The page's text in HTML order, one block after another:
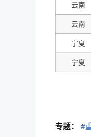
云南
云南
宁夏
宁夏
专题： #